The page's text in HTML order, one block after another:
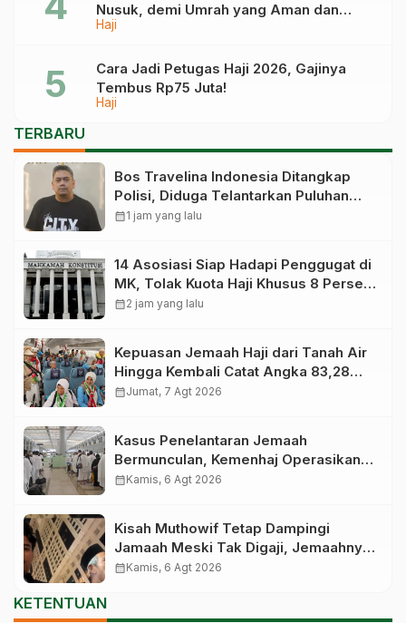
Haji
Nusuk, demi Umrah yang Aman dan
Tidak Dimanipulasi
Haji
Cara Jadi Petugas Haji 2026, Gajinya
Tembus Rp75 Juta!
TERBARU
Bos Travelina Indonesia Ditangkap
Polisi, Diduga Telantarkan Puluhan
Jemaah Umrah Asal Sultra
calendar_month1 jam yang lalu
14 Asosiasi Siap Hadapi Penggugat di
MK, Tolak Kuota Haji Khusus 8 Persen
Dihapus
calendar_month2 jam yang lalu
Kepuasan Jemaah Haji dari Tanah Air
Hingga Kembali Catat Angka 83,28
Persen
calendar_monthJumat, 7 Agt 2026
Kasus Penelantaran Jemaah
Bermunculan, Kemenhaj Operasikan
Posko Pengawasan di Bandara
calendar_monthKamis, 6 Agt 2026
Kisah Muthowif Tetap Dampingi
Jamaah Meski Tak Digaji, Jemaahnya
Korban Penelantaran Pihak Travel
calendar_monthKamis, 6 Agt 2026
KETENTUAN